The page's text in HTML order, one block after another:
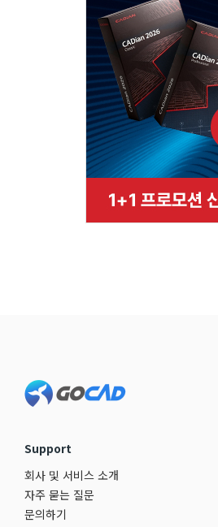
Support
회사 및 서비스 소개
자주 묻는 질문
문의하기